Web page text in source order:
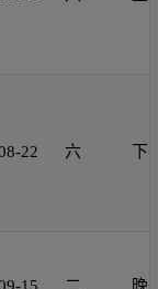
22 六 下